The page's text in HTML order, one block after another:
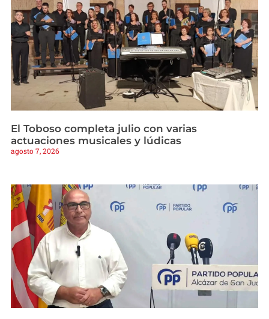
El Toboso completa julio con varias
actuaciones musicales y lúdicas
agosto 7, 2026